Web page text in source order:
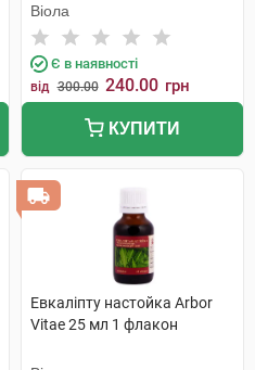
Віола
Є в наявності
від 300.00 240.00 грн
КУПИТИ
Евкаліпту настойка Arbor
Vitae 25 мл 1 флакон